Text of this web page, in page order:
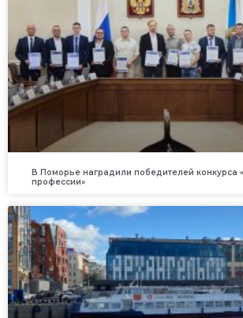
В Поморье наградили победителей конкурса
профессии»